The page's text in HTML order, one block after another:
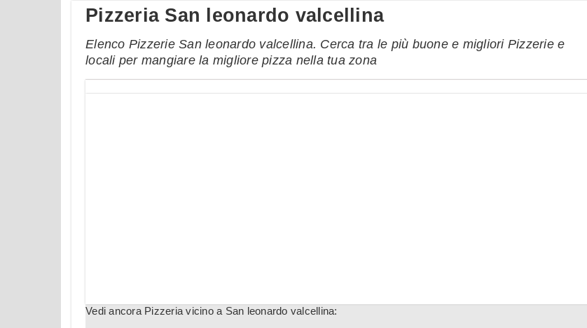
Pizzeria San leonardo valcellina
Elenco Pizzerie San leonardo valcellina. Cerca tra le più buone e migliori Pizzerie e
locali per mangiare la migliore pizza nella tua zona
Vedi ancora Pizzeria vicino a San leonardo valcellina: